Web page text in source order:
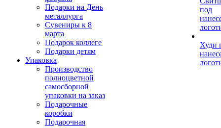
Подарки на День
металлурга
Сувениры к 8
марта
Подарок коллеге
Подарки детям
Упаковка
Производство
полноцветной
самосборной
упаковки на заказ
Подарочные
коробки
Подарочная
под
Худи